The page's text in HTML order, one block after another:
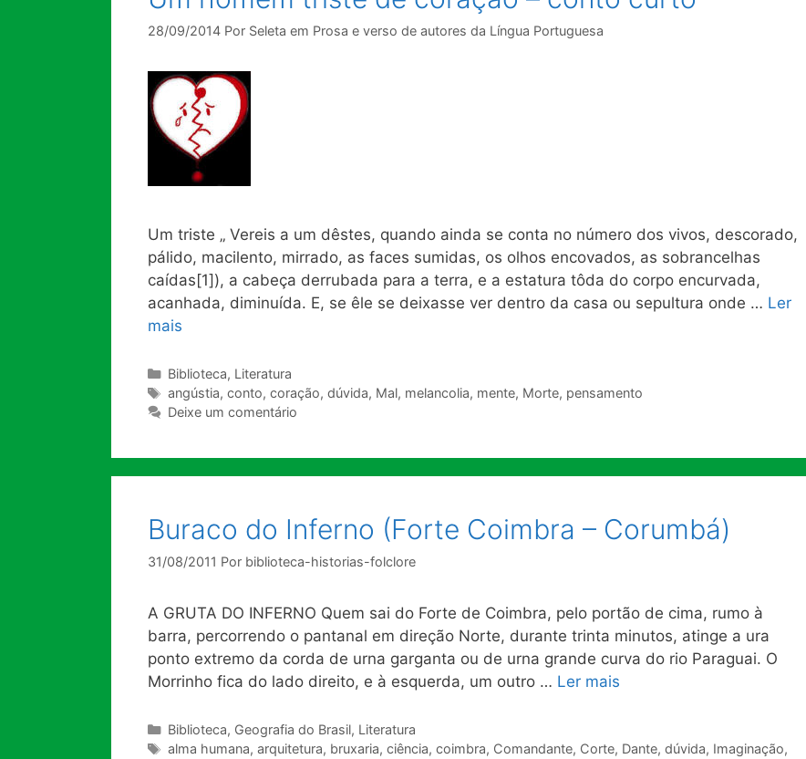
28/09/2014 Por Seleta em Prosa e verso de autores da Língua Portuguesa
Um triste „ Vereis a um dêstes, quando ainda se conta no número dos vivos, descorado,
pálido, macilento, mirrado, as faces sumidas, os olhos encovados, as sobrancelhas
caídas[1]), a cabeça derrubada para a terra, e a estatura tôda do corpo encurvada,
acanhada, di­minuída. E, se êle se deixasse ver dentro da casa ou sepultura onde … Ler
mais
Categorias
Biblioteca, Literatura
Tags
angústia, conto, coração, dúvida, Mal, melancolia, mente, Morte, pensamento
Deixe um comentário
Buraco do Inferno (Forte Coimbra – Corumbá)
31/08/2011 Por biblioteca-historias-folclore
A GRUTA DO INFERNO Quem sai do Forte de Coimbra, pelo portão de cima, rumo à
barra, percorrendo o pantanal em direção Norte, durante trinta minutos, atinge a ura
ponto extremo da corda de urna garganta ou de urna grande curva do rio Paraguai. O
Morrinho fica do lado direito, e à esquerda, um outro … Ler mais
Categorias
Biblioteca, Geografia do Brasil, Literatura
Tags
alma humana, arquitetura, bruxaria, ciência, coimbra, Comandante, Corte, Dante, dúvida, Imaginação,